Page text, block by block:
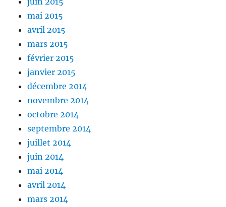
mai 2015
avril 2015
mars 2015
février 2015
janvier 2015
décembre 2014
novembre 2014
octobre 2014
septembre 2014
juillet 2014
juin 2014
mai 2014
avril 2014
mars 2014